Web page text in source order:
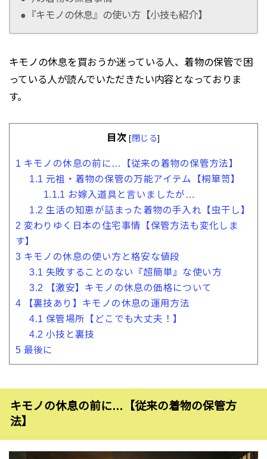
●『キモノの休息』の使い方【小技も紹介】
キモノの休息を買おうか迷っている人、着物の保管で困
っている人が読んでいただきたい内容となっておりま
す。
目次 [閉じる]
1 キモノの休息の前に…【従来の着物の保管方法】
1.1 元祖・着物の保管の万能アイテム【桐箪笥】
1.1.1 お嫁入道具と言いましたが…
1.2 生活の知恵が詰まった着物の手入れ【虫干し】
2 変わりゆく日本の住宅事情【保管方法も変化しま
す】
3 キモノの休息の使い方と格安な値段
3.1 失敗することのない『超簡単』な使い方
3.2 【激安】キモノの休息の価格について
4 【裏技あり】キモノの休息の運用方法
4.1 保管場所【どこでも大丈夫！】
4.2 小技と裏技
5 最後に
キモノの休息の前に…【従来の着物の保管方
法】